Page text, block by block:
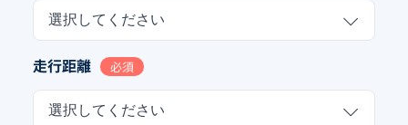
選択してください
走行距離 必須
選択してください